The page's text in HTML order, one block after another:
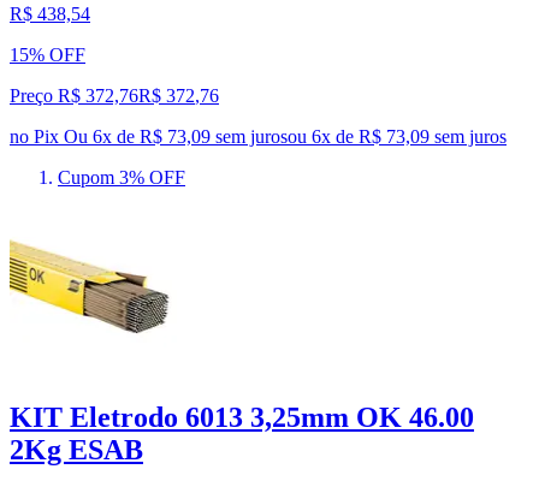
R$ 438,54
15% OFF
Preço R$ 372,76R$ 372,76
no Pix Ou 6x de R$ 73,09 sem jurosou 6x de R$ 73,09 sem juros
Cupom 3% OFF
KIT Eletrodo 6013 3,25mm OK 46.00
2Kg ESAB